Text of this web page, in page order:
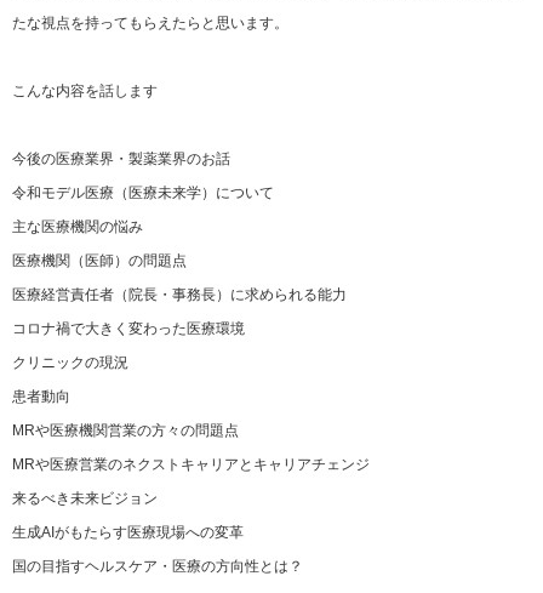
たな視点を持ってもらえたらと思います。
こんな内容を話します
今後の医療業界・製薬業界のお話
令和モデル医療（医療未来学）について
主な医療機関の悩み
医療機関（医師）の問題点
医療経営責任者（院長・事務長）に求められる能力
コロナ禍で大きく変わった医療環境
クリニックの現況
患者動向
MRや医療機関営業の方々の問題点
MRや医療営業のネクストキャリアとキャリアチェンジ
来るべき未来ビジョン
生成AIがもたらす医療現場への変革
国の目指すヘルスケア・医療の方向性とは？